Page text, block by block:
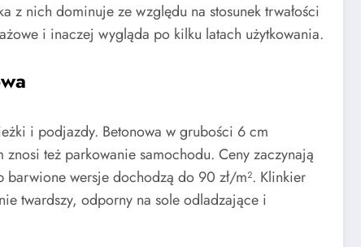
z nich dominuje ze względu na stosunek trwałości
i inaczej wygląda po kilku latach użytkowania.
i podjazdy. Betonowa w grubości 6 cm
też parkowanie samochodu. Ceny zaczynają
barwione wersje dochodzą do 90 zł/m². Klinkier
twardszy, odporny na sole odladzające i